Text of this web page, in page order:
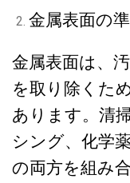
金属表面の
金属表面は、
を取り除くた
あります。清
シング、化学
の両方を組み